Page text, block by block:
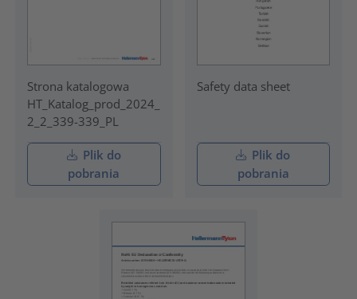
Strona katalogowa
HT_Katalog_prod_2024_
2_2_339-339_PL
Plik do
pobrania
Safety data sheet
Plik do
pobrania